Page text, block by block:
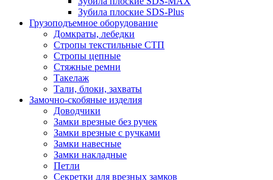
Зубила плоские SDS-Plus
Грузоподъемное оборудование
Домкраты, лебедки
Стропы текстильные СТП
Стропы цепные
Стяжные ремни
Такелаж
Тали, блоки, захваты
Замочно-скобяные изделия
Доводчики
Замки врезные без ручек
Замки врезные с ручками
Замки навесные
Замки накладные
Петли
Секретки для врезных замков